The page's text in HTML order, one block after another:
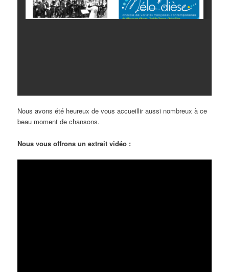
Nous avons été heureux de vous accueillir aussi nombreux à ce
beau moment de chansons.
Nous vous offrons un extrait vidéo :